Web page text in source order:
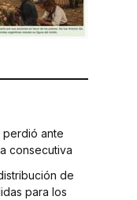
ante
consecutiva
de
para los